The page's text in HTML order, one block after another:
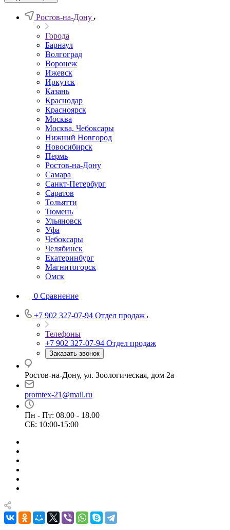
Ростов-на-Дону
Города
Барнаул
Волгоград
Воронеж
Ижевск
Иркутск
Казань
Краснодар
Красноярск
Москва
Москва, Чебоксары
Нижний Новгород
Новосибирск
Пермь
Ростов-на-Дону
Самара
Санкт-Петербург
Саратов
Тольятти
Тюмень
Ульяновск
Уфа
Чебоксары
Челябинск
Екатеринбург
Магнитогорск
Омск
0 Сравнение
+7 902 327-07-94 Отдел продаж
Телефоны
+7 902 327-07-94 Отдел продаж
Заказать звонок
Ростов-на-Дону, ул. Зоологическая, дом 2а
promtex-21@mail.ru
Пн - Пт: 08.00 - 18.00
СБ: 10:00-15:00